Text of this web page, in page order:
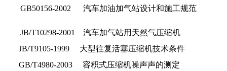
GB50156-2002 汽车加油加气站设计和施工规范
JB/T10298-2001 汽车加气站用天然气压缩机
JB/T9105-1999 大型往复活塞压缩机技术条件
GB/T4980-2003 容积式压缩机噪声声的测定